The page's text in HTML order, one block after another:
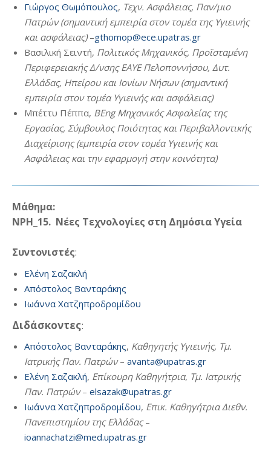
Γιώργος Θωμόπουλος, Τεχν. Ασφάλειας, Παν/μιο
Πατρών (σημαντική εμπειρία στον τομέα της Υγιεινής
και ασφάλειας)–gthomop@ece.upatras.gr
Βασιλική Σειντή, Πολιτικός Μηχανικός, Προϊσταμένη
Περιφερειακής Δ/νσης ΕΑΥΕ Πελοποννήσου, Δυτ.
Ελλάδας, Ηπείρου και Ιονίων Νήσων (σημαντική
εμπειρία στον τομέα Υγιεινής και ασφάλειας)
Μπέττυ Πέππα, BEng Μηχανικός Ασφαλείας της
Εργασίας, Σύμβουλος Ποιότητας και Περιβαλλοντικής
Διαχείρισης (εμπειρία στον τομέα Υγιεινής και
Ασφάλειας και την εφαρμογή στην κοινότητα)
Μάθημα:
NPH_15. Νέες Τεχνολογίες στη Δημόσια Υγεία
Συντονιστές:
Ελένη Σαζακλή
Απόστολος Βανταράκης
Ιωάννα Χατζηπροδρομίδου
Διδάσκοντες:
Απόστολος Βανταράκης, Καθηγητής Υγιεινής, Τμ.
Ιατρικής Παν. Πατρών– avanta@upatras.gr
Ελένη Σαζακλή, Επίκουρη Καθηγήτρια, Τμ. Ιατρικής
Παν. Πατρών– elsazak@upatras.gr
Ιωάννα Χατζηπροδρομίδου, Επικ. Καθηγήτρια Διεθν.
Πανεπιστημίου της Ελλάδας–
ioannachatzi@med.upatras.gr